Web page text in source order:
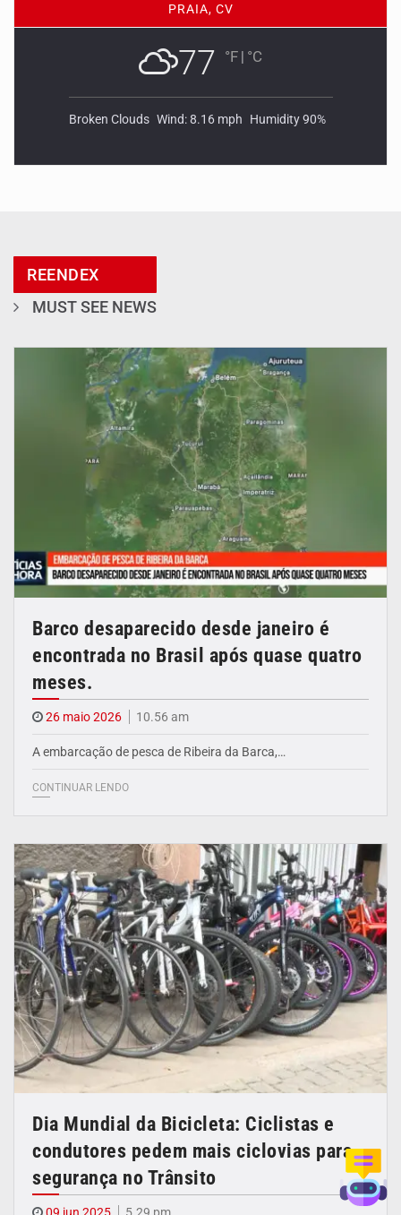
PRAIA, CV
77 °F | °C
Broken Clouds Wind: 8.16 mph Humidity 90%
REENDEX
MUST SEE NEWS
Barco desaparecido desde janeiro é
encontrada no Brasil após quase quatro
meses.
26 maio 2026 10.56 am
A embarcação de pesca de Ribeira da Barca,…
CONTINUAR LENDO
Dia Mundial da Bicicleta: Ciclistas e
condutores pedem mais ciclovias para
segurança no Trânsito